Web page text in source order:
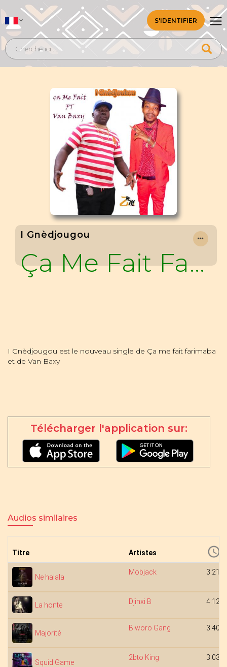
S'IDENTIFIER
I Gnèdjougou
Ça Me Fait Farimanba
I Gnèdjougou est le nouveau single de Ça me fait farimaba
et de Van Baxy
Télécharger l'application sur:
Audios similaires
Titre Artistes
Ne halala
Mobjack 3:21
La honte Djinxi B 4:12
Majorité
Biworo Gang 3:40
Squid Game
2bto King 3:03